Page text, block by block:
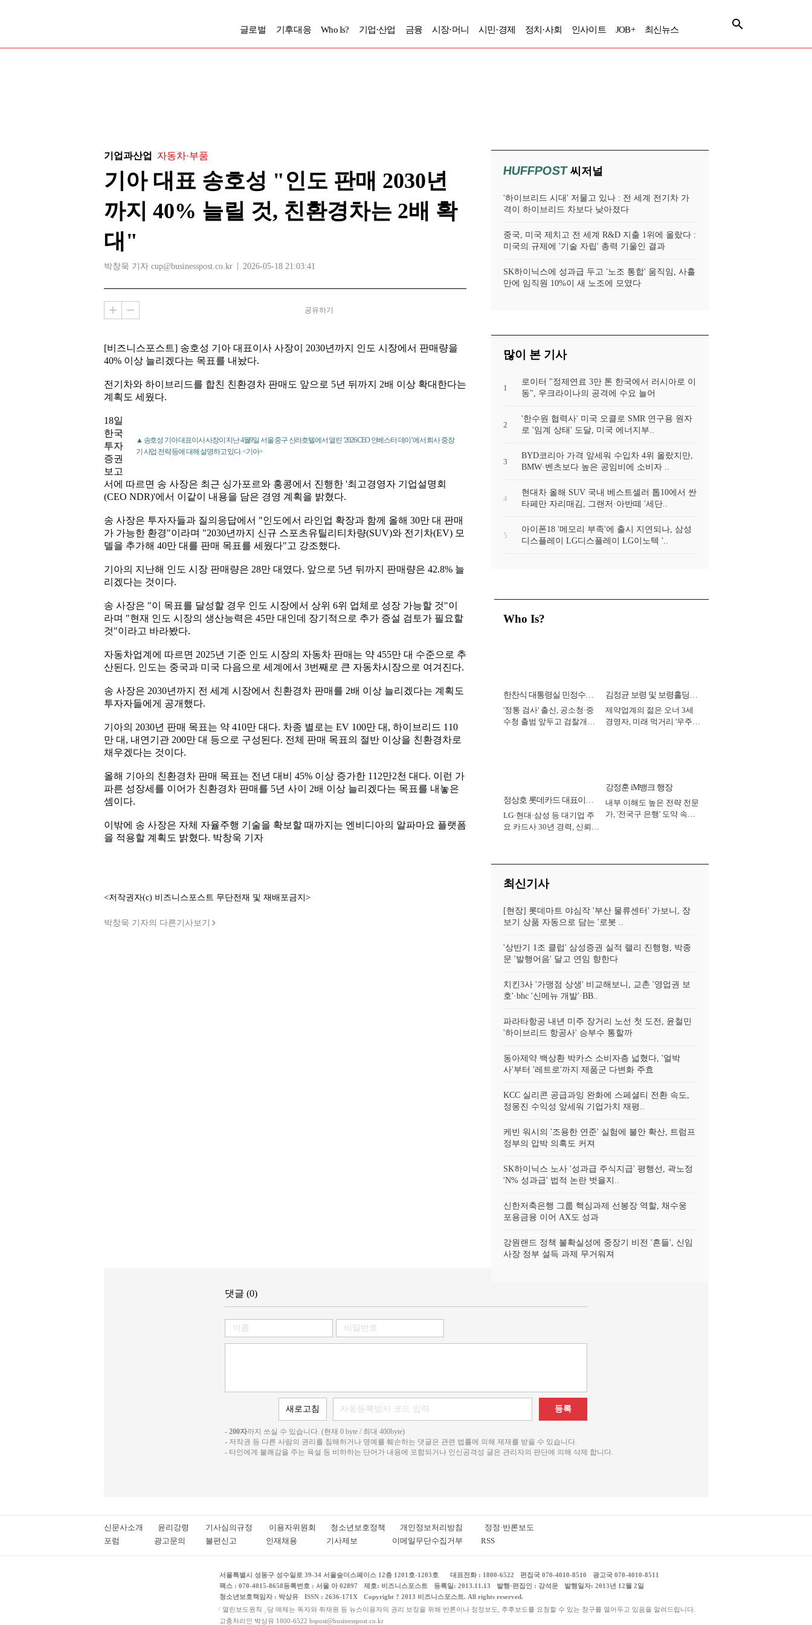
글로벌 기후대응 Who Is? 기업·산업 금융 시장·머니 시민·경제 정치·사회 인사이트 JOB+ 최신뉴스
기업과산업 자동차·부품
기아 대표 송호성 "인도 판매 2030년
까지 40% 늘릴 것, 친환경차는 2배 확
대"
박창욱 기자 cup@businesspost.co.kr 2026-05-18 21:03:41
공유하기
[비즈니스포스트] 송호성 기아 대표이사 사장이 2030년까지 인도 시장에서 판매량을
40% 이상 늘리겠다는 목표를 내놨다.
전기차와 하이브리드를 합친 친환경차 판매도 앞으로 5년 뒤까지 2배 이상 확대한다는
계획도 세웠다.
▲ 송호성 기아 대표이사 사장이 지난 4월9일 서울 중구 신라호텔에서 열린 ‘2026 CEO 인베스터 데이’에서 회사 중장
기 사업 전략 등에 대해 설명하고 있다. <기아>
18일
한국
투자
증권
보고
서에 따르면 송 사장은 최근 싱가포르와 홍콩에서 진행한 '최고경영자 기업설명회
(CEO NDR)'에서 이같이 내용을 담은 경영 계획을 밝혔다.
송 사장은 투자자들과 질의응답에서 "인도에서 라인업 확장과 함께 올해 30만 대 판매
가 가능한 환경"이라며 "2030년까지 신규 스포츠유틸리티차량(SUV)와 전기차(EV) 모
델을 추가해 40만 대를 판매 목표를 세웠다"고 강조했다.
기아의 지난해 인도 시장 판매량은 28만 대였다. 앞으로 5년 뒤까지 판매량은 42.8% 늘
리겠다는 것이다.
송 사장은 "이 목표를 달성할 경우 인도 시장에서 상위 6위 업체로 성장 가능할 것"이
라며 "현재 인도 시장의 생산능력은 45만 대인데 장기적으로 추가 증설 검토가 필요할
것"이라고 바라봤다.
자동차업계에 따르면 2025년 기준 인도 시장의 자동차 판매는 약 455만 대 수준으로 추
산된다. 인도는 중국과 미국 다음으로 세계에서 3번째로 큰 자동차시장으로 여겨진다.
송 사장은 2030년까지 전 세계 시장에서 친환경차 판매를 2배 이상 늘리겠다는 계획도
투자자들에게 공개했다.
기아의 2030년 판매 목표는 약 410만 대다. 차종 별로는 EV 100만 대, 하이브리드 110
만 대, 내연기관 200만 대 등으로 구성된다. 전체 판매 목표의 절반 이상을 친환경차로
채우겠다는 것이다.
올해 기아의 친환경차 판매 목표는 전년 대비 45% 이상 증가한 112만2천 대다. 이런 가
파른 성장세를 이어가 친환경차 판매를 5년 사이 2배 이상 늘리겠다는 목표를 내놓은
셈이다.
이밖에 송 사장은 자체 자율주행 기술을 확보할 때까지는 엔비디아의 알파마요 플랫폼
을 적용할 계획도 밝혔다. 박창욱 기자
<저작권자(c) 비즈니스포스트 무단전재 및 재배포금지>
박창욱 기자의 다른기사보기
HUFFPOST 씨저널
'하이브리드 시대' 저물고 있나 : 전 세계 전기차 가
격이 하이브리드 차보다 낮아졌다
중국, 미국 제치고 전 세계 R&D 지출 1위에 올랐다 :
미국의 규제에 '기술 자립' 총력 기울인 결과
SK하이닉스에 성과급 두고 '노조 통합' 움직임, 사흘
만에 임직원 10%이 새 노조에 모였다
많이 본 기사
1
로이터 "정제연료 3만 톤 한국에서 러시아로 이
동", 우크라이나의 공격에 수요 늘어
2
'한수원 협력사' 미국 오클로 SMR 연구용 원자
로 '임계 상태' 도달, 미국 에너지부..
3
BYD코리아 가격 앞세워 수입차 4위 올랐지만,
BMW·벤츠보다 높은 공임비에 소비자 ..
4
현대차 올해 SUV 국내 베스트셀러 톱10에서 싼
타페만 자리매김, 그랜저·아반떼 '세단..
5
아이폰18 '메모리 부족'에 출시 지연되나, 삼성
디스플레이 LG디스플레이 LG이노텍 '..
Who Is?
한찬식 대통령실 민정수석
비서관
'정통 검사' 출신, 공소청·중
수청 출범 앞두고 검찰개혁
김정균 보령 및 보령홀딩스
대표이사 사장
제약업계의 젊은 오너 3세
경영자, 미래 먹거리 '우주와
정상호 롯데카드 대표이사
사장
LG·현대·삼성 등 대기업 주
요 카드사 30년 경력, 신뢰
강정훈 iM뱅크 행장
내부 이해도 높은 전략 전문
가, '전국구 은행' 도약 속도
최신기사
[현장] 롯데마트 야심작 '부산 물류센터' 가보니, 장
보기 상품 자동으로 담는 '로봇 ..
'상반기 1조 클럽' 삼성증권 실적 랠리 진행형, 박종
문 '발행어음' 달고 연임 향한다
치킨3사 '가맹점 상생' 비교해보니, 교촌 '영업권 보
호'·bhc '신메뉴 개발'·BB..
파라타항공 내년 미주 장거리 노선 첫 도전, 윤철민
'하이브리드 항공사' 승부수 통할까
동아제약 백상환 박카스 소비자층 넓혔다, '얼박
사'부터 '레트로'까지 제품군 다변화 주효
KCC 실리콘 공급과잉 완화에 스페셜티 전환 속도,
정몽진 수익성 앞세워 기업가치 재평..
케빈 워시의 '조용한 연준' 실험에 불안 확산, 트럼프
정부의 압박 의혹도 커져
SK하이닉스 노사 '성과급 주식지급' 평행선, 곽노정
'N% 성과급' 법적 논란 벗을지..
신한저축은행 그룹 핵심과제 선봉장 역할, 채수웅
포용금융 이어 AX도 성과
강원랜드 정책 불확실성에 중장기 비전 '흔들', 신임
사장 정부 설득 과제 무거워져
댓글 (0)
등록
- 200자까지 쓰실 수 있습니다. (현재 0 byte / 최대 400byte)
- 저작권 등 다른 사람의 권리를 침해하거나 명예를 훼손하는 댓글은 관련 법률에 의해 제재를 받을 수 있습니다.
- 타인에게 불쾌감을 주는 욕설 등 비하하는 단어가 내용에 포함되거나 인신공격성 글은 관리자의 판단에 의해 삭제 합니다.
신문사소개 윤리강령 기사심의규정 이용자위원회 청소년보호정책 개인정보처리방침 정정·반론보도
포럼
광고문의 불편신고 인재채용 기사제보 이메일무단수집거부 RSS
서울특별시 성동구 성수일로 39-34 서울숲더스페이스 12층 1201호-1203호 대표전화 : 1800-6522 편집국 070-4010-8510
광고국 070-4010-8511
팩스 : 070-4015-8658등록번호 : 서울 아 02897 제호: 비즈니스포스트 등록일: 2013.11.13 발행·편집인 : 강석운
발행일자: 2013년 12월 2일
청소년보호책임자 : 박상유
ISSN : 2636-171X
Copyright ? 2013 비즈니스포스트. All rights reserved.
열린보도원칙 당 매체는 독자와 취재원 등 뉴스이용자의 권리 보장을 위해 반론이나 정정보도, 추후보도를 요청할 수 있는 창구를 열어두고 있음을 알려드립니다.
고충처리인 박상유 1800-6522 bspost@businesspost.co.kr